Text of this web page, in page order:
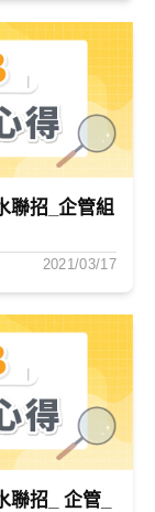
聯招_企管組
2021/03/17
招_ 企管_